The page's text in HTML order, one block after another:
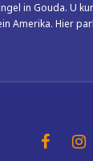
in Gouda. U
Amerika. Hier